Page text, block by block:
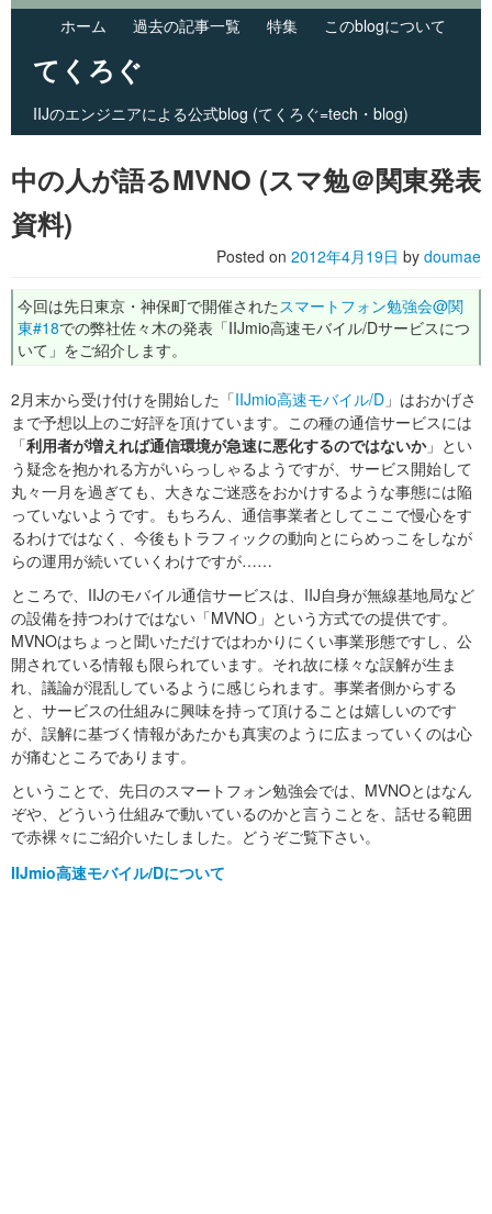
ホーム 過去の記事一覧 特集 このblogについて
てくろぐ
IIJのエンジニアによる公式blog (てくろぐ=tech・blog)
Main menu
中の人が語るMVNO (スマ勉＠関東発表
資料)
Posted on 2012年4月19日 by doumae
今回は先日東京・神保町で開催されたスマートフォン勉強会@関
東#18での弊社佐々木の発表「IIJmio高速モバイル/Dサービスにつ
いて」をご紹介します。
2月末から受け付けを開始した「IIJmio高速モバイル/D 」はおかげさ
まで予想以上のご好評を頂けています。この種の通信サービスには
「利用者が増えれば通信環境が急速に悪化するのではないか」とい
う疑念を抱かれる方がいらっしゃるようですが、サービス開始して
丸々一月を過ぎても、大きなご迷惑をおかけするような事態には陥
っていないようです。もちろん、通信事業者としてここで慢心をす
るわけではなく、今後もトラフィックの動向とにらめっこをしなが
らの運用が続いていくわけですが……
ところで、IIJのモバイル通信サービスは、IIJ自身が無線基地局など
の設備を持つわけではない「MVNO」という方式での提供です。
MVNOはちょっと聞いただけではわかりにくい事業形態ですし、公
開されている情報も限られています。それ故に様々な誤解が生ま
れ、議論が混乱しているように感じられます。事業者側からする
と、サービスの仕組みに興味を持って頂けることは嬉しいのです
が、誤解に基づく情報があたかも真実のように広まっていくのは心
が痛むところであります。
ということで、先日のスマートフォン勉強会では、MVNOとはなん
ぞや、どういう仕組みで動いているのかと言うことを、話せる範囲
で赤裸々にご紹介いたしました。どうぞご覧下さい。
IIJmio高速モバイル/Dについて